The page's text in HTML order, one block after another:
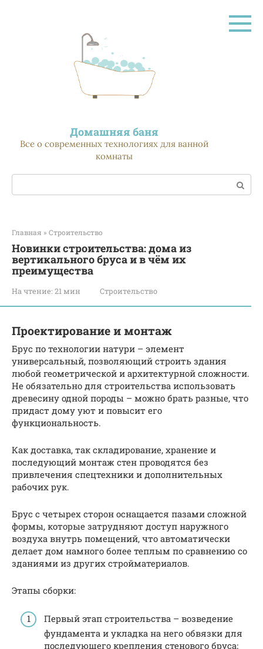
Домашняя баня
Все о современных технологиях для ванной
комнаты
Поиск:
Главная » Строительство
Новинки строительства: дома из
вертикального бруса и в чём их
преимущества
На чтение: 21 мин Строительство
Проектирование и монтаж
Брус по технологии натури – элемент
универсальный, позволяющий строить здания
любой геометрической и архитектурной сложности.
Не обязательно для строительства использовать
древесину одной породы – можно брать разные, что
придаст дому уют и повысит его
функциональность.
Как доставка, так складирование, хранение и
последующий монтаж стен проводятся без
привлечения спецтехники и дополнительных
рабочих рук.
Брус с четырех сторон оснащается пазами сложной
формы, которые затрудняют доступ наружного
воздуха внутрь помещений, что автоматически
делает дом намного более теплым по сравнению со
зданиями из других стройматериалов.
Этапы сборки:
Первый этап строительства – возведение
фундамента и укладка на него обвязки для
последующего крепления стенового бруса;